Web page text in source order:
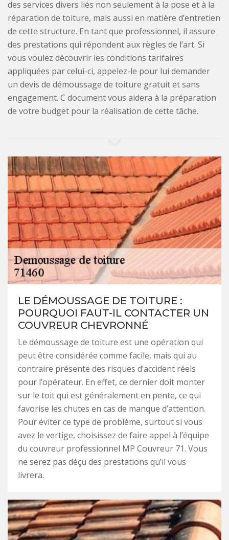
des services divers liés non seulement à la pose et à la
réparation de toiture, mais aussi en matière d’entretien
de cette structure. En tant que professionnel, il assure
des prestations qui répondent aux règles de l’art. Si
vous voulez découvrir les conditions tarifaires
appliquées par celui-ci, appelez-le pour lui demander
un devis de démoussage de toiture gratuit et sans
engagement. C document vous aidera à la préparation
de votre budget pour la réalisation de cette tâche.
LE DÉMOUSSAGE DE TOITURE :
POURQUOI FAUT-IL CONTACTER UN
COUVREUR CHEVRONNÉ
Le démoussage de toiture est une opération qui
peut être considérée comme facile, mais qui au
contraire présente des risques d’accident réels
pour l’opérateur. En effet, ce dernier doit monter
sur le toit qui est généralement en pente, ce qui
favorise les chutes en cas de manque d’attention.
Pour éviter ce type de problème, surtout si vous
avez le vertige, choisissez de faire appel à l’équipe
du couvreur professionnel MP Couvreur 71. Vous
ne serez pas déçu des prestations qu’il vous
livrera.